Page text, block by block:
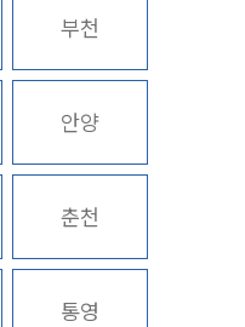
부천
안양
춘천
통영